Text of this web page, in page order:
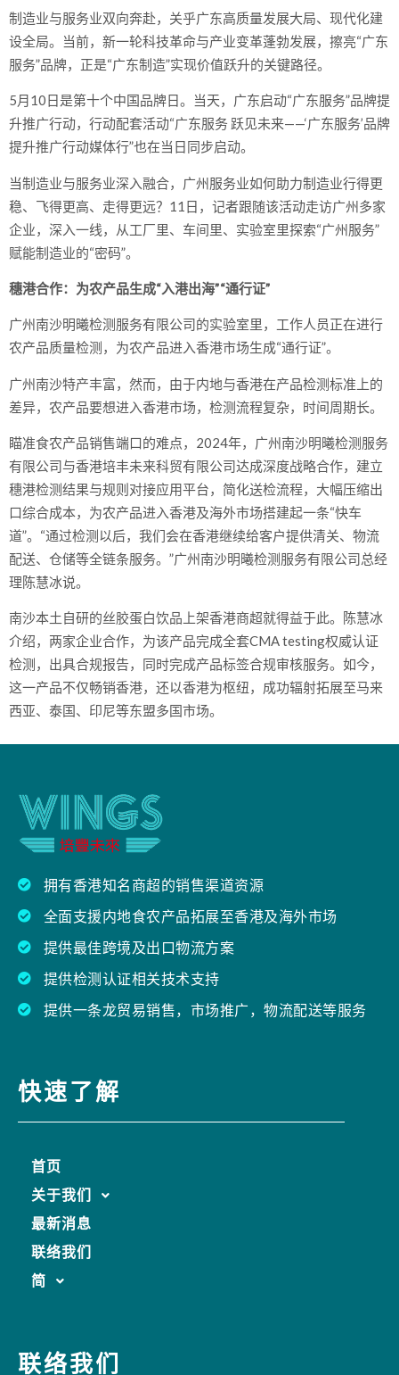
制造业与服务业双向奔赴，关乎广东高质量发展大局、现代化建
设全局。当前，新一轮科技革命与产业变革蓬勃发展，擦亮“广东
服务”品牌，正是“广东制造”实现价值跃升的关键路径。
5月10日是第十个中国品牌日。当天，广东启动“广东服务”品牌提
升推广行动，行动配套活动“广东服务 跃见未来——‘广东服务’品牌
提升推广行动媒体行”也在当日同步启动。
当制造业与服务业深入融合，广州服务业如何助力制造业行得更
稳、飞得更高、走得更远？11日，记者跟随该活动走访广州多家
企业，深入一线，从工厂里、车间里、实验室里探索“广州服务”
赋能制造业的“密码”。
穗港合作：为农产品生成“入港出海”“通行证”
广州南沙明曦检测服务有限公司的实验室里，工作人员正在进行
农产品质量检测，为农产品进入香港市场生成“通行证”。
广州南沙特产丰富，然而，由于内地与香港在产品检测标准上的
差异，农产品要想进入香港市场，检测流程复杂，时间周期长。
瞄准食农产品销售端口的难点，2024年，广州南沙明曦检测服务
有限公司与香港培丰未来科贸有限公司达成深度战略合作，建立
穗港检测结果与规则对接应用平台，简化送检流程，大幅压缩出
口综合成本，为农产品进入香港及海外市场搭建起一条“快车
道”。“通过检测以后，我们会在香港继续给客户提供清关、物流
配送、仓储等全链条服务。”广州南沙明曦检测服务有限公司总经
理陈慧冰说。
南沙本土自研的丝胶蛋白饮品上架香港商超就得益于此。陈慧冰
介绍，两家企业合作，为该产品完成全套CMA testing权威认证
检测，出具合规报告，同时完成产品标签合规审核服务。如今，
这一产品不仅畅销香港，还以香港为枢纽，成功辐射拓展至马来
西亚、泰国、印尼等东盟多国市场。
拥有香港知名商超的销售渠道资源
全面支援内地食农产品拓展至香港及海外市场
提供最佳跨境及出口物流方案
提供检测认证相关技术支持
提供一条龙贸易销售，市场推广，物流配送等服务
快速了解
首页
关于我们
最新消息
联络我们
简
联络我们